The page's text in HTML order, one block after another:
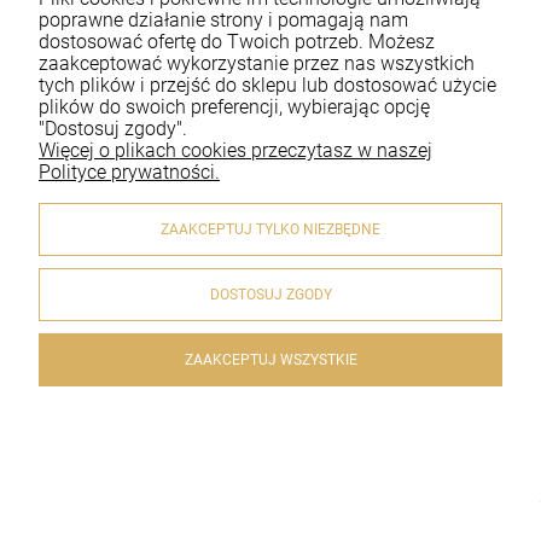
Moje konto
Płatności i dostawa
Informacje
O nas
© 2020 artykulyreligijne.pl . Wszelkie prawa zastrzeżone.
Styl graficzny i aplikacje ShopGadget.pl
Sklep internetowy
poprawne działanie strony i pomagają nam
dostosować ofertę do Twoich potrzeb. Możesz
zaakceptować wykorzystanie przez nas wszystkich
tych plików i przejść do sklepu lub dostosować użycie
plików do swoich preferencji, wybierając opcję
"Dostosuj zgody".
Więcej o plikach cookies przeczytasz w naszej
Polityce prywatności.
ZAAKCEPTUJ TYLKO NIEZBĘDNE
DOSTOSUJ ZGODY
ZAAKCEPTUJ WSZYSTKIE